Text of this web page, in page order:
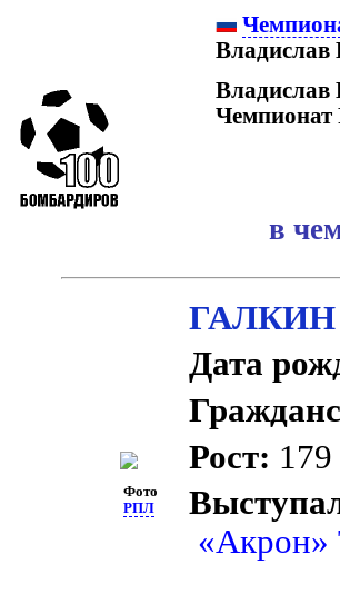
Владислав
Владислав
Чемпионат
в
Фото
РПЛ
ГАЛКИН
Дата
Рост:
«Акрон»